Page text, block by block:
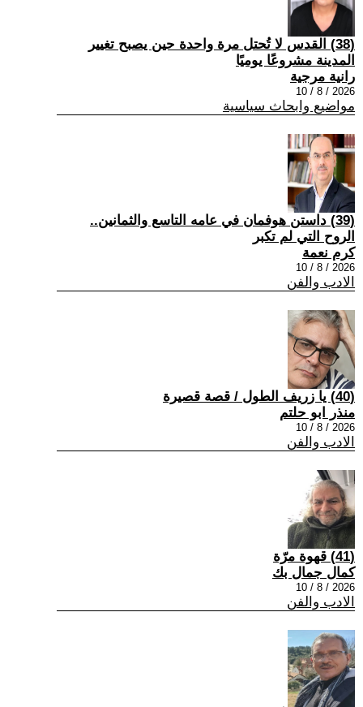
(38) القدس لا تُحتل مرة واحدة حين يصبح تغيير
المدينة مشروعًا يوميًا
رانية مرجية
2026 / 8 / 10
مواضيع وابحاث سياسية
(39) داستن هوفمان في عامه التاسع والثمانين..
الروح التي لم تكبر
كرم نعمة
2026 / 8 / 10
الادب والفن
(40) يا زريف الطول / قصة قصيرة
منذر ابو حلتم
2026 / 8 / 10
الادب والفن
(41) قهوة مرّة
كمال جمال بك
2026 / 8 / 10
الادب والفن